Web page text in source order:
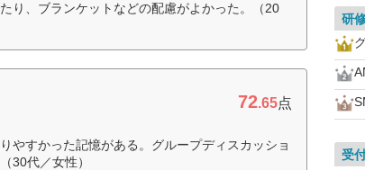
り、ブランケットなどの配慮がよかった。（20
72.65点
やすかった記憶がある。グループディスカッショ
30代／女性）
研
受